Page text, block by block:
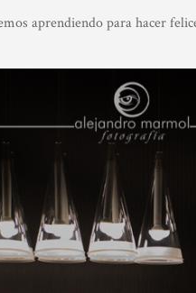
aprendiendo para hacer